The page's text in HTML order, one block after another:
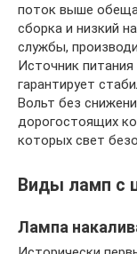
поток выше
сборка и низкий
службы,
Источник
гарантирует
Вольт без
дорогостоящих
которых свет
Виды ламп с
Лампа